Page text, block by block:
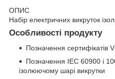
ОПИС
Набір електричних викруток
Особливості продукту
Позначення сертифікатів
Позначення IEC 60900 і
ізолюючому шарі викрутки